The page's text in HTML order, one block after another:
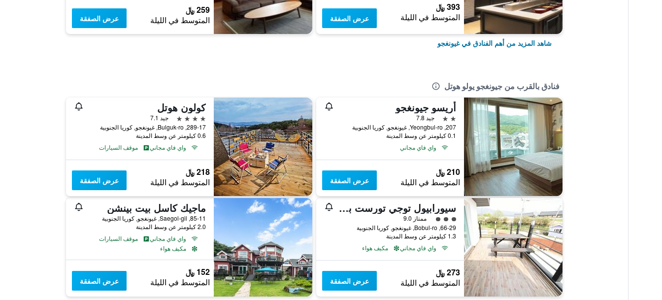
393 ﷼
المتوسط في الليلة عرض الصفقة
259 ﷼
المتوسط في الليلة عرض الصفقة
شاهد المزيد من أهم الفنادق في غيونغجو
فنادق بالقرب من جيونغجو يولو هوتل
أريسو جيونغجو
2 نجمتين
جيد 7.8
207, Yeongbul-ro, غيونغجو, كوريا الجنوبية
0.1 كيلومتر عن وسط المدينة
واي فاي مجاني
210 ﷼
المتوسط في الليلة عرض الصفقة
كولون هوتل
4 نجوم
جيد 7.1
289-17, Bulguk-ro, غيونغجو, كوريا الجنوبية
0.6 كيلومتر عن وسط المدينة
واي فاي مجاني
موقف السيارات
218 ﷼
المتوسط في الليلة عرض الصفقة
سيورابيول توجي تورست بنشن
تقييم فئة 3ممتاز 9.0
66-29, Bobul-ro, غيونغجو, كوريا الجنوبية
1.3 كيلومتر عن وسط المدينة
واي فاي مجاني
مكيف هواء
273 ﷼
المتوسط في الليلة عرض الصفقة
ماجيك كاسل بيت بينشن
85-11, Saegol-gil, غيونغجو, كوريا الجنوبية
2.0 كيلومتر عن وسط المدينة
واي فاي مجاني
موقف السيارات
مكيف هواء
152 ﷼
المتوسط في الليلة عرض الصفقة